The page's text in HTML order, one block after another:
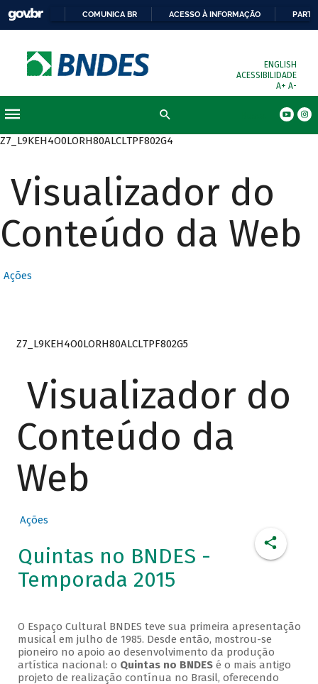
COMUNICA BR ACESSO À INFORMAÇÃO
ENGLISH
ACESSIBILIDADE
A+ A-
Z7_L9KEH4O0LORH80ALCLTPF802G4
Visualizador do
Conteúdo da Web
Ações
Z7_L9KEH4O0LORH80ALCLTPF802G5
Visualizador do
Conteúdo da
Web
Ações
Quintas no BNDES -
Temporada 2015
O Espaço Cultural BNDES teve sua primeira apresentação
musical em julho de 1985. Desde então, mostrou-se
pioneiro no apoio ao desenvolvimento da produção
artística nacional: o Quintas no BNDESé o mais antigo
projeto de realização contínua no Brasil, oferecendo